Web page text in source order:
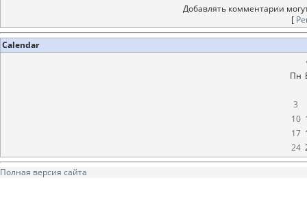
Добавлять комментарии
[
Calendar
Пн
3
10
17
24
Полная версия сайта